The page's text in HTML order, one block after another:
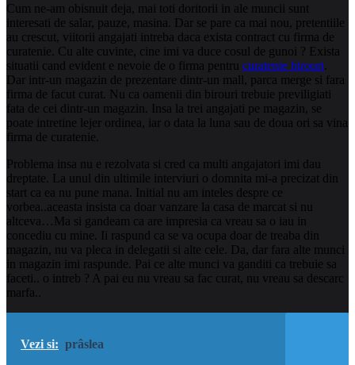
Cum ne-am obisnuit deja, mai toti doritorii in ale muncii sunt
interesati de salar, pauze, masina. Dar se pare ca mai nou, pretentiile
au crescut, viitorii angajati intreba daca exista contract cu firma de
curatenie. Cu alte cuvinte, cine imi va duce cosul de gunoi ? Exista
situatii cand evident e nevoie de o firma pentru curatenie birouri
Dar intr-un magazin de prezentare dintr-un mall, parca merge si fara
firma de facut curat. Nu ca oamenii din birouri trebuie previligiati
fata de cei dintr-un magazin. Insa la trei angajati pe magazin, se
poate intretine lejer ordinea, iar o data la luna sau de doua ori sa vina
firma de curatenie.
Problema insa nu e rezolvata si cred ca multi angajatori imi dau
dreptate. La unul din ultimile interviuri o domnita mi-a precizat din
start ca ea nu pune mana. Initial nu am inteles despre ce
vorbea..aceasta insista ca doar vanzare la casa de marcat si nu
altceva…Ma si gandeam ca are impresia ca vreau sa o iau in
concediu cu mine. Ii raspund ca se va ocupa doar de treaba din
magazin, nu va pleca in delegatii si alte cele. Da, dar fara alte munci
in magazin imi raspunde. Pai ce alte munci va ganditi ca trebuie sa
faceti.. o intreb ? A pai eu nu vreau sa fac curat, nu vreau sa descarc
marfa..
Vezi si: prâslea